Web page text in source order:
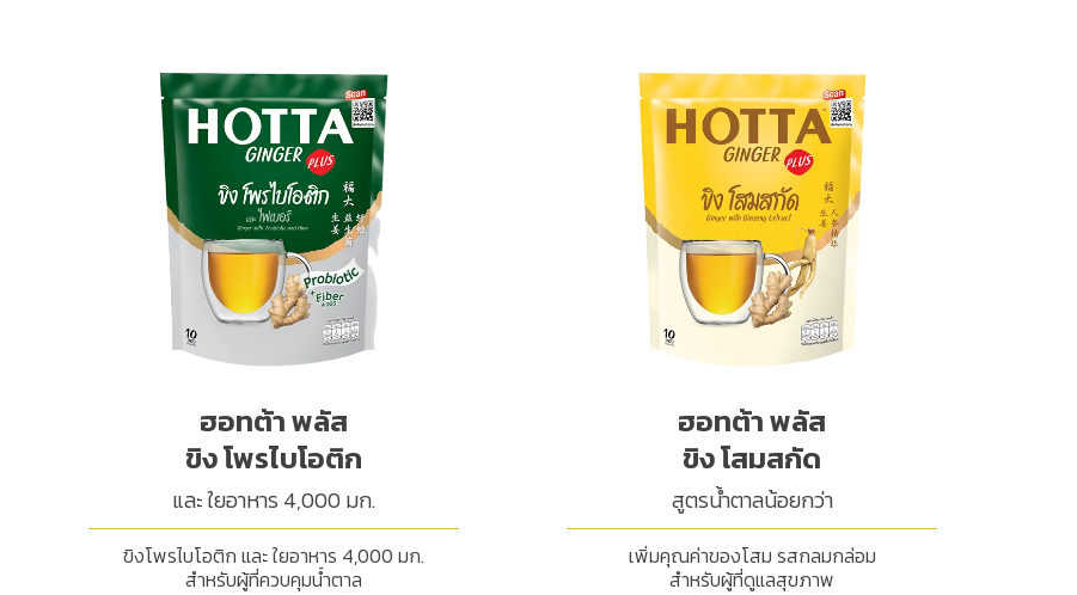
ฮอทต้า พลัส
ขิง โพรไบโอติก
และ ใยอาหาร 4,000 มก.
ขิงโพรไบโอติก และ ใยอาหาร 4,000 มก.
สำหรับผู้ที่ควบคุมน้ำตาล
ฮอทต้า พลัส
ขิง โสมสกัด
สูตรน้ำตาลน้อยกว่า
เพิ่มคุณค่าของโสม รสกลมกล่อม
สำหรับผู้ที่ดูแลสุขภาพ